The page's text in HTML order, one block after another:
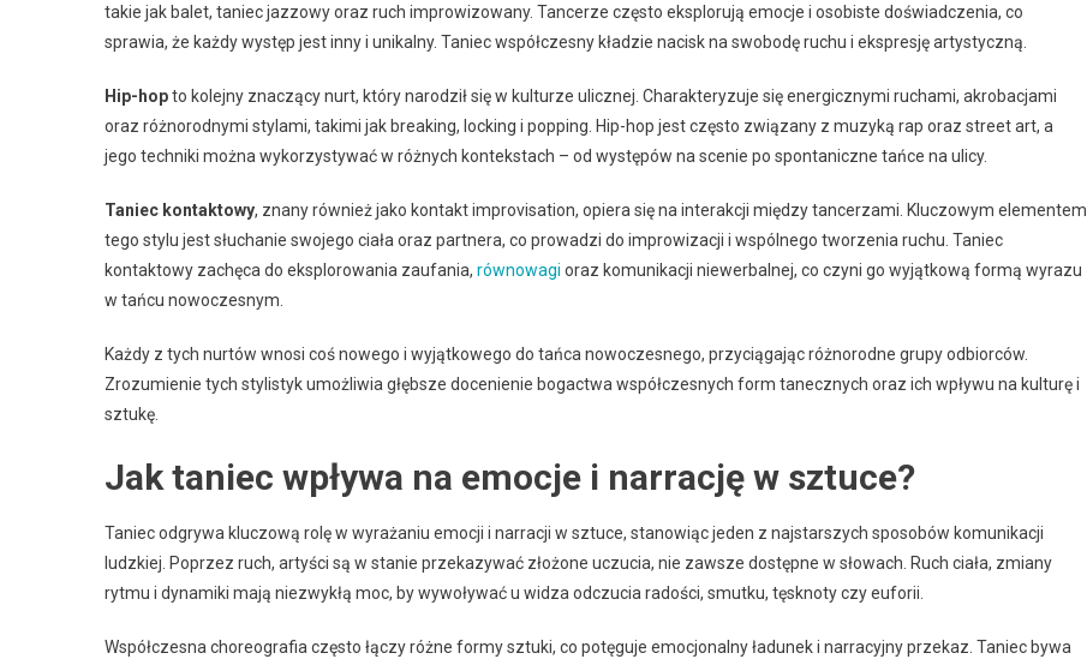
takie jak balet, taniec jazzowy oraz ruch improwizowany. Tancerze często eksplorują emocje i osobiste doświadczenia, co
sprawia, że każdy występ jest inny i unikalny. Taniec współczesny kładzie nacisk na swobodę ruchu i ekspresję artystyczną.
Hip-hopto kolejny znaczący nurt, który narodził się w kulturze ulicznej. Charakteryzuje się energicznymi ruchami, akrobacjami
oraz różnorodnymi stylami, takimi jak breaking, locking i popping. Hip-hop jest często związany z muzyką rap oraz street art, a
jego techniki można wykorzystywać w różnych kontekstach – od występów na scenie po spontaniczne tańce na ulicy.
Taniec kontaktowy, znany również jako kontakt improvisation, opiera się na interakcji między tancerzami. Kluczowym elementem
tego stylu jest słuchanie swojego ciała oraz partnera, co prowadzi do improwizacji i wspólnego tworzenia ruchu. Taniec
kontaktowy zachęca do eksplorowania zaufania, równowagi oraz komunikacji niewerbalnej, co czyni go wyjątkową formą wyrazu
w tańcu nowoczesnym.
Każdy z tych nurtów wnosi coś nowego i wyjątkowego do tańca nowoczesnego, przyciągając różnorodne grupy odbiorców.
Zrozumienie tych stylistyk umożliwia głębsze docenienie bogactwa współczesnych form tanecznych oraz ich wpływu na kulturę i
sztukę.
Jak taniec wpływa na emocje i narrację w sztuce?
Taniec odgrywa kluczową rolę w wyrażaniu emocji i narracji w sztuce, stanowiąc jeden z najstarszych sposobów komunikacji
ludzkiej. Poprzez ruch, artyści są w stanie przekazywać złożone uczucia, nie zawsze dostępne w słowach. Ruch ciała, zmiany
rytmu i dynamiki mają niezwykłą moc, by wywoływać u widza odczucia radości, smutku, tęsknoty czy euforii.
Współczesna choreografia często łączy różne formy sztuki, co potęguje emocjonalny ładunek i narracyjny przekaz. Taniec bywa